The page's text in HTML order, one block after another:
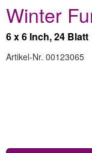
Winter
6 x 6 Inch, 24 Blatt
Artikel-Nr. 00123065